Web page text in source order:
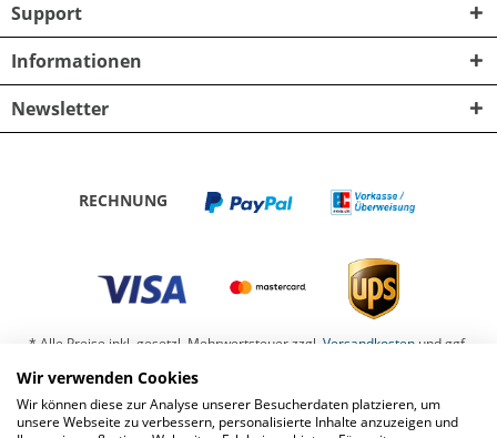
Support
Informationen
Newsletter
RECHNUNG
* Alle Preise inkl. gesetzl. Mehrwertsteuer zzgl. Versandkosten und ggf.
Nachnahmegebühren, wenn nicht anders beschrieben
Barrierefreiheit Kontaktformular Datenschutz
Wir verwenden Cookies
Wir können diese zur Analyse unserer Besucherdaten platzieren, um
unsere Webseite zu verbessern, personalisierte Inhalte anzuzeigen und